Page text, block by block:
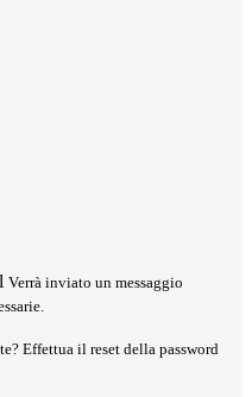
Verrà inviato un messaggio
Effettua il reset della password